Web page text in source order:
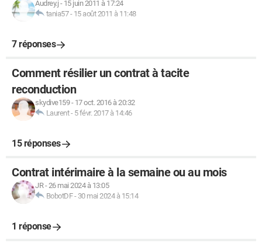
Audrey.j - 15 juin 2011 à 17:24
tania57- 15 août 2011 à 11:48
7 réponses
Comment résilier un contrat à tacite
reconduction
skydive159- 17 oct. 2016 à 20:32
Laurent- 5 févr. 2017 à 14:46
15 réponses
Contrat intérimaire à la semaine ou au mois
JR-26 mai 2024 à 13:05
BobotDF- 30 mai 2024 à 15:14
1 réponse